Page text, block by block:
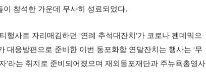
참석한 가운데 무사히 성료되었다.
행사로 자리매김하던 ‘연례 추석대잔치’가 코로나 펜데믹으
대응방편으로 준비한 이번 동포화합 연말잔치는 행사는 ‘무
’라는 취지로 준비되어졌으며 재외동포재단과 주뉴욕총영사